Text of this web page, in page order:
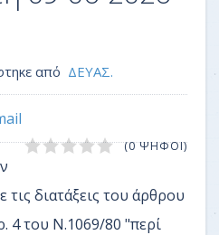
από ΔΕΥΑΣ.
1
2
3
4
5
(0 ΨΉΦΟΙ)
διατάξεις του άρθρου
4 του Ν.1069/80 "περί